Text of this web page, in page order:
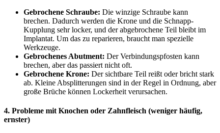
Gebrochene Schraube: Die winzige Schraube kann
brechen. Dadurch werden die Krone und die Schnapp-
Kupplung sehr locker, und der abgebrochene Teil bleibt im
Implantat. Um das zu reparieren, braucht man spezielle
Werkzeuge.
Gebrochenes Abutment: Der Verbindungspfosten kann
brechen, aber das passiert nicht oft.
Gebrochene Krone: Der sichtbare Teil reißt oder bricht stark
ab. Kleine Absplitterungen sind in der Regel in Ordnung, aber
große Brüche können Lockerheit verursachen.
4. Probleme mit Knochen oder Zahnfleisch (weniger häufig,
ernster)